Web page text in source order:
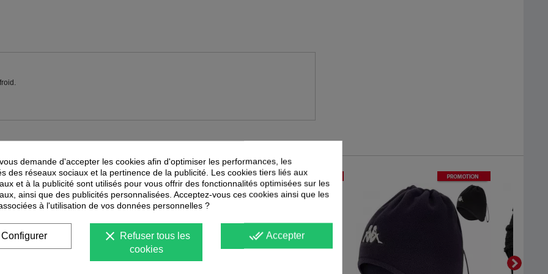
ÉGALEMENT VOUS INTÉRESSER
PROMOTION
- 30% PROMOTION PROMOTION
-25%
demande d'accepter les cookies afin d'optimiser les performances, les
des réseaux sociaux et la pertinence de la publicité. Les cookies tiers liés aux
et à la publicité sont utilisés pour vous offrir des fonctionnalités optimisées sur les
ainsi que des publicités personnalisées. Acceptez-vous ces cookies ainsi que les
à l'utilisation de vos données personnelles ?
done_all Accepter
clear Refuser tous les
cookies
Configurer